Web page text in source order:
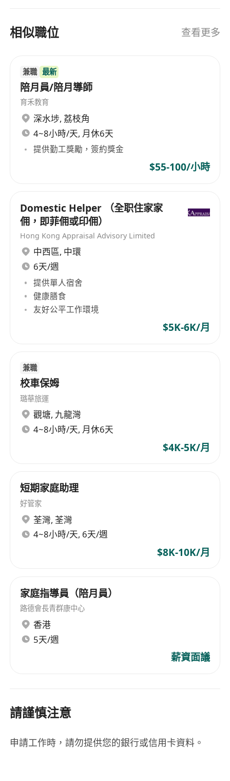
公眾假期，如有需要）
- 陪月工作／產後護理經驗
- 曾任職護士／保姆／幼兒工作者／長者照顧員等相
關工作
- 持有以下證書更佳：
- 嬰兒及成人急救證書（例如：紅十字會、聖約翰訓
## 應徵方法
有意應徵者，請將 **個人履歷、相關課程證書副本
（ERB 陪月課程及催乳證書）及可上班日期**，以
以下方式提交：
- 電郵：************************
相似職位 查看更多
兼職 最新
陪月員/陪月導師
育禾教育
深水埗, 荔枝角
4~8小時/天, 月休6天
提供勤工獎勵，簽約獎金
$55-100/小時
Domestic Helper （全职住家家
佣，即菲佣或印佣）
Hong Kong Appraisal Advisory Limited
中西區, 中環
6天/週
提供單人宿舍
健康膳食
友好公平工作環境
$5K-6K/月
兼職
校車保姆
璐華旅運
觀塘, 九龍灣
4~8小時/天, 月休6天
$4K-5K/月
短期家庭助理
好管家
荃灣, 荃灣
4~8小時/天, 6天/週
$8K-10K/月
家庭指導員（陪月員）
路德會長青群康中心
香港
5天/週
薪資面議
請謹慎注意
申請工作時，請勿提供您的銀行或信用卡資料。